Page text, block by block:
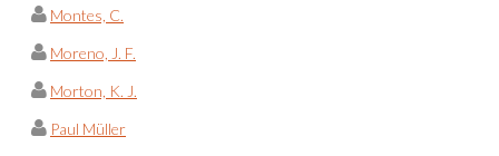
Montes, C.
Moreno, J. F.
Morton, K. J.
Paul Müller